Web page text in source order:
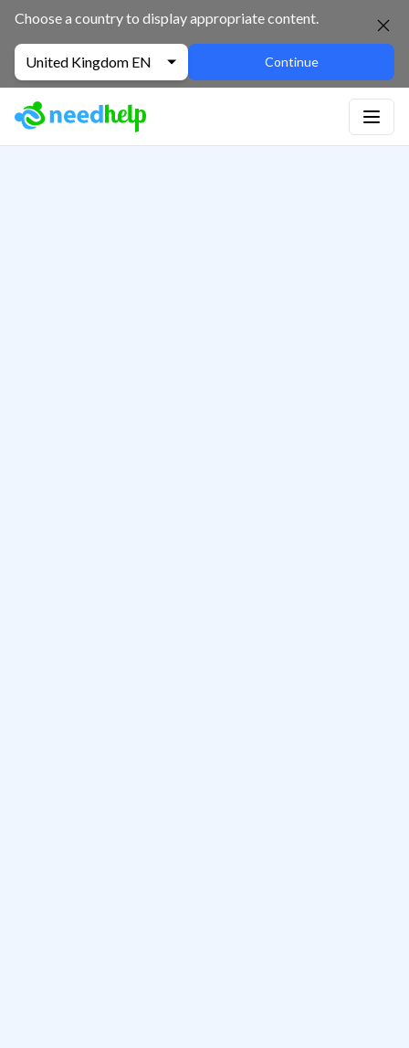
Choose a country to display appropriate content.
United Kingdom EN Continue